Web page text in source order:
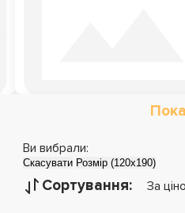
Матраци з
зима-літо
Ви вибрали:
Скасувати Розмір (120x190)
Сортування: За